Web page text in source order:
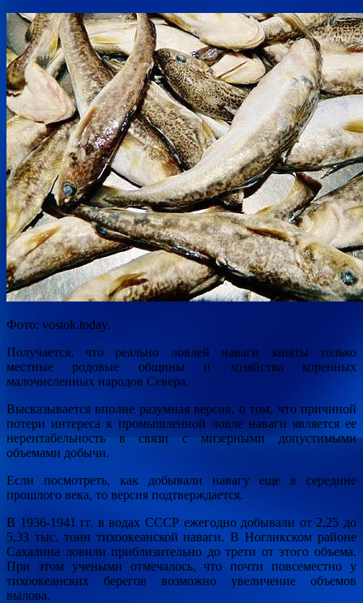
Фото: vostok.today.
Получается, что реально ловлей наваги заняты только
местные родовые общины и хозяйства коренных
малочисленных народов Севера.
Высказывается вполне разумная версия, о том, что причиной
потери интереса к промышленной ловле наваги является ее
нерентабельность в связи с мизерными допустимыми
объемами добычи.
Если посмотреть, как добывали навагу еще в середине
прошлого века, то версия подтверждается.
В 1936-1941 гг. в водах СССР ежегодно добывали от 2,25 до
5,33 тыс. тонн тихоокеанской наваги. В Ногликском районе
Сахалина ловили приблизительно до трети от этого объема.
При этом учеными отмечалось, что почти повсеместно у
тихоокеанских берегов возможно увеличение объемов
вылова.